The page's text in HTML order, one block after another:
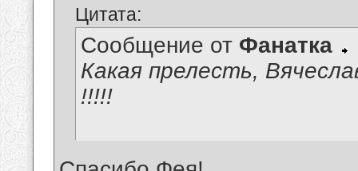
Цитата:
Сообщение от Фанатка
Какая прелесть,
!!!!!